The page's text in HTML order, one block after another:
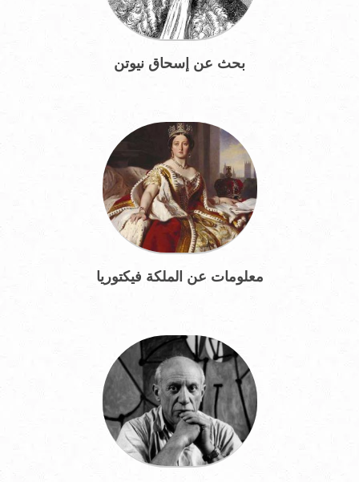
بحث عن إسحاق نيوتن
معلومات عن الملكة فيكتوريا